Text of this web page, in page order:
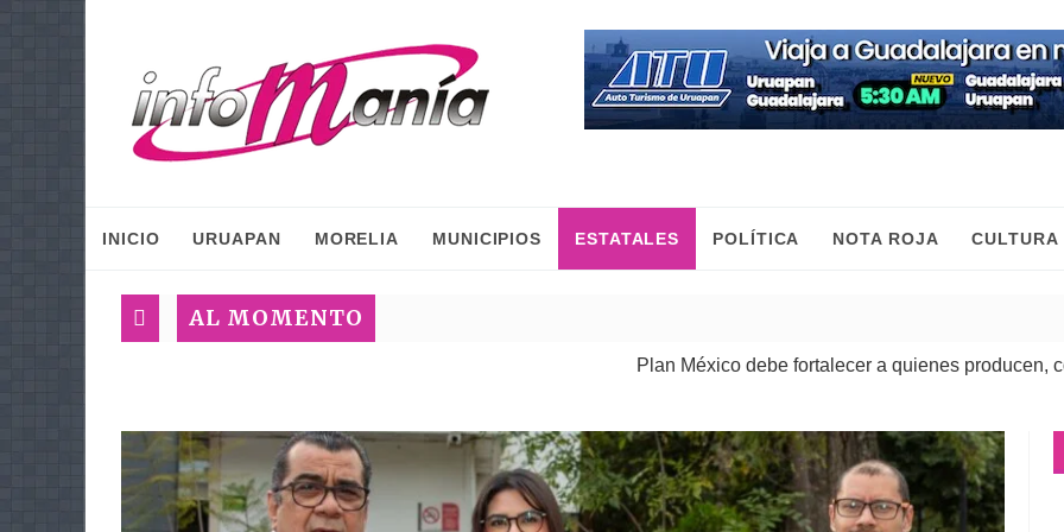
INICIO URUAPAN MORELIA MUNICIPIOS ESTATALES POLÍTICA NOTA ROJA CULTURA
AL MOMENTO
Plan México debe fortalecer a quienes producen, comercian y